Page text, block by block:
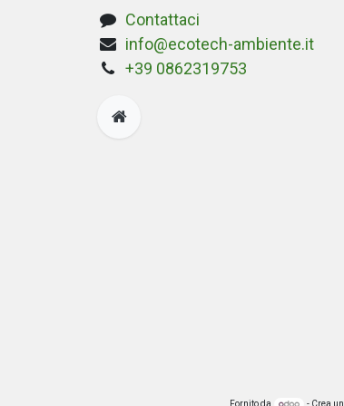
Contattaci
info@ecotech-ambiente.it
+39 0862319753